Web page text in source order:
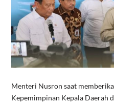
Menteri Nusron saat
Kepemimpinan Kepala Daerah